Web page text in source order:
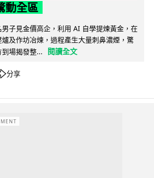
動全區
子見金價高企，利用 AI 自學提煉黃金，在
及作坊冶煉，過程產生大量刺鼻濃煙，驚
場揭發整...
閱讀全文
分享